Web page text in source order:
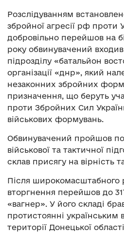
Розслідуванням
збройної агресії рф проти
добровільно перейшов на
року обвинувачений
підрозділу «батальйон
організації «днр», який
незаконних збройних
призначення, що беруть
проти Збройних Сил
військових формувань.
Обвинувачений пройшов
військової та тактичної
склав присягу на вірність
Після широкомасштабного
вторгнення перейшов до
«вагнер». У його складі
протистоянні українським
території Донецької